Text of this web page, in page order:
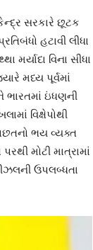
સરકારે છૂટક
હટાવી લીધા
વિના સીધા
મધ્ય પૂર્વમાં
ભારતમાં ઇંધણની
વિક્ષેપોથી
ભય વ્યક્ત
મોટી માત્રામાં
ઉપલબ્ધતા